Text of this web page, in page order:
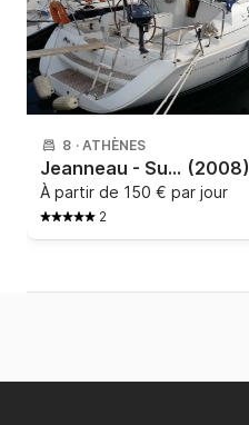
8 · ATHÈNES
Jeanneau - Sun Odyssey 36i (2008)
À partir de 150 € par jour
2